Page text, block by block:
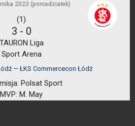
2023 (poniedziałek)
(1)
3 - 0
TAURON Liga
Sport Arena
— ŁKS Commercecon Łódź
Polsat Sport
MVP: M. May